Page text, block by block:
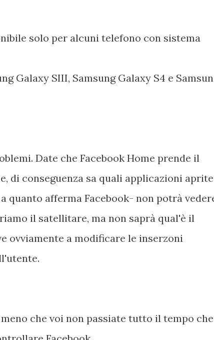
solo per alcuni telefono con sistema
Galaxy SIII, Samsung Galaxy S4 e
Date che Facebook Home prende il
di conseguenza sa quali applicazioni
quanto afferma Facebook- non potrà
il satellitare, ma non saprà qual'è il
ovviamente a modificare le inserzoni
che voi non passiate tutto il tempo che